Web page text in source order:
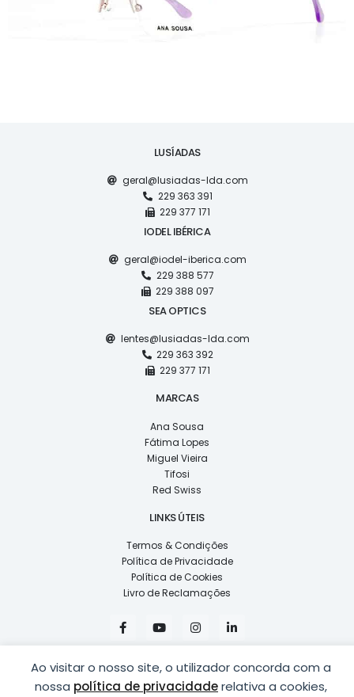
Ao visitar o nosso site, o utilizador concorda com a
nossa política de privacidaderelativa a cookies,
LUSÍADAS
geral@lusiadas-lda.com
229 363 391
229 377 171
IODEL IBÉRICA
geral@iodel-iberica.com
229 388 577
229 388 097
SEA OPTICS
lentes@lusiadas-lda.com
229 363 392
229 377 171
MARCAS
Ana Sousa
Fátima Lopes
Miguel Vieira
Tifosi
Red Swiss
LINKS ÚTEIS
Termos & Condições
Política de Privacidade
Política de Cookies
Livro de Reclamações
F
a
c
b
o
Y
o
u
u
b
e
I
n
s
a
r
i
n
e
d
i